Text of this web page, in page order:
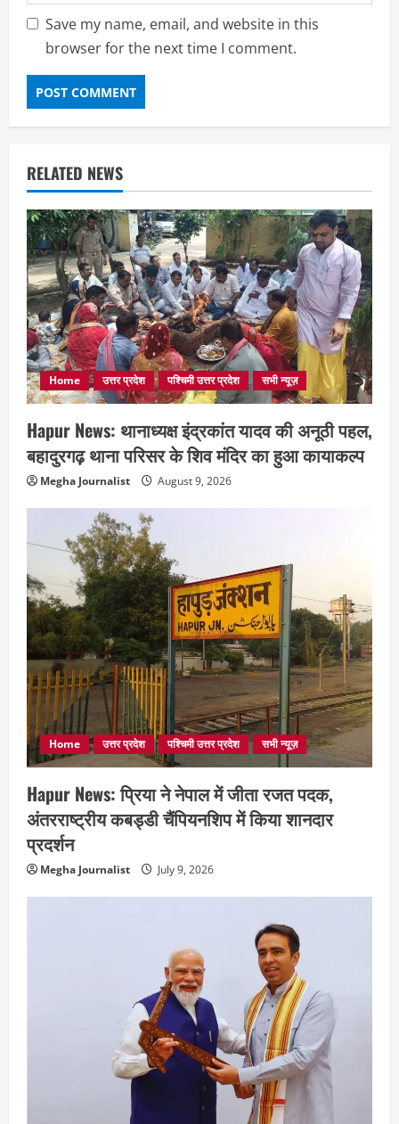
Save my name, email, and website in this
browser for the next time I comment.
RELATED NEWS
Home उत्तर प्रदेश पश्चिमी उत्तर प्रदेश सभी न्यूज़
Hapur News: थानाध्यक्ष इंद्रकांत यादव की अनूठी पहल,
बहादुरगढ़ थाना परिसर के शिव मंदिर का हुआ कायाकल्प
Megha Journalist August 9, 2026
Home उत्तर प्रदेश पश्चिमी उत्तर प्रदेश सभी न्यूज़
Hapur News: प्रिया ने नेपाल में जीता रजत पदक,
अंतरराष्ट्रीय कबड्डी चैंपियनशिप में किया शानदार
प्रदर्शन
Megha Journalist July 9, 2026